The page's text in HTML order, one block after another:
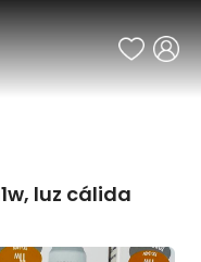
luz cálida